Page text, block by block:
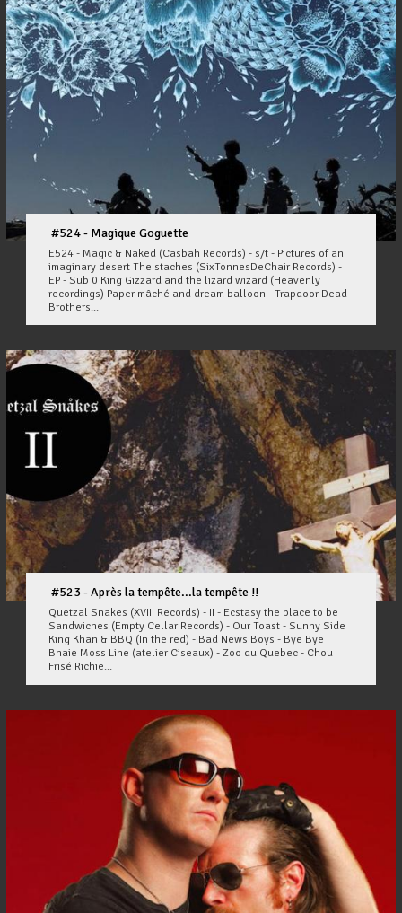
#524 - Magique Goguette
E524 - Magic & Naked (Casbah Records) - s/t - Pictures of an
imaginary desert The staches (SixTonnesDeChair Records) -
EP - Sub 0 King Gizzard and the lizard wizard (Heavenly
recordings) Paper mâché and dream balloon - Trapdoor Dead
Brothers...
#523 - Après la tempête...la tempête !!
Quetzal Snakes (XVIII Records) - II - Ecstasy the place to be
Sandwiches (Empty Cellar Records) - Our Toast - Sunny Side
King Khan & BBQ (In the red) - Bad News Boys - Bye Bye
Bhaie Moss Line (atelier Ciseaux) - Zoo du Quebec - Chou
Frisé Richie...